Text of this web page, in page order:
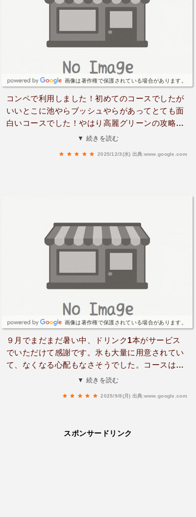
画像は著作権で保護されている場合があります。
コンペで利用しました！初めてのコースでしたが
いいとこに池やらブッシュやらがあってとても面
白いコースでした！やはり高麗グリーンの攻略は
難しいですが綺麗に整備されてきて気持ちよく回
▼ 続きを読む
2025/12/3(水) 出典:www.google.com
画像は著作権で保護されている場合があります。
９月でまだまだ暑い中、ドリンク1本がサービス
でいただけて感謝です。氷も大量に用意されてい
て、なくなる心配もなさそうでした。コースは他
ホールと隣接しているので曲がる人は打ち込み注
す。あまり詰め込んでいないようでスムーズに回
▼ 続きを読む
2025/9/8(月) 出典:www.google.com
スポンサードリンク